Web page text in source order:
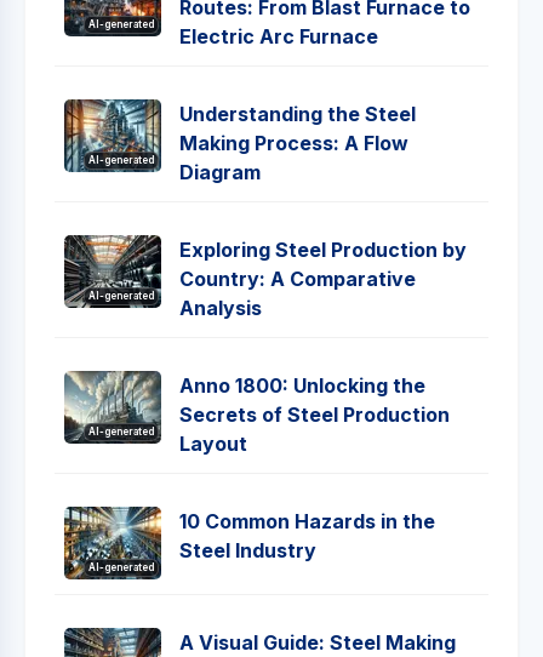
AI-generated
Routes: From Blast Furnace to
Electric Arc Furnace
AI-generated
Understanding the Steel
Making Process: A Flow
Diagram
AI-generated
Exploring Steel Production by
Country: A Comparative
Analysis
AI-generated
Anno 1800: Unlocking the
Secrets of Steel Production
Layout
AI-generated
10 Common Hazards in the
Steel Industry
A Visual Guide: Steel Making